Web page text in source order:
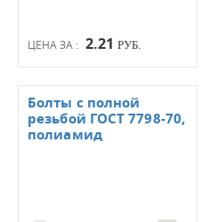
ЦЕНА ЗА : 2.21 РУБ.
Болты с полной
резьбой ГОСТ 7798-70,
полиамид